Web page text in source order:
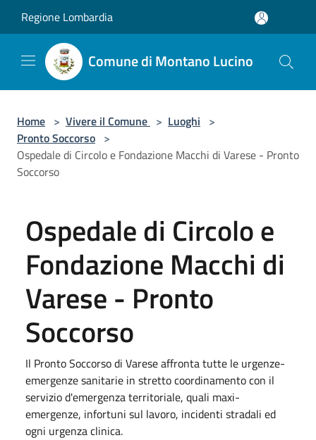
Regione Lombardia
Comune di Montano Lucino
Home > Vivere il Comune > Luoghi >
Pronto Soccorso >
Ospedale di Circolo e Fondazione Macchi di Varese - Pronto
Soccorso
Ospedale di Circolo e
Fondazione Macchi di
Varese - Pronto
Soccorso
Il Pronto Soccorso di Varese affronta tutte le urgenze-
emergenze sanitarie in stretto coordinamento con il
servizio d'emergenza territoriale, quali maxi-
emergenze, infortuni sul lavoro, incidenti stradali ed
ogni urgenza clinica.